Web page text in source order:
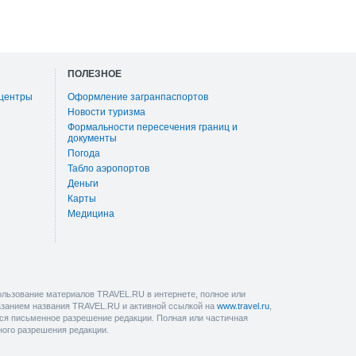
ПОЛЕЗНОЕ
Оформление загранпаспортов
Новости туризма
Формальности пересечения границ и
документы
Погода
Табло аэропортов
Деньги
Карты
Медицина
материалов TRAVEL.RU в интернете, полное или
названия TRAVEL.RU и активной ссылкой на www.travel.ru
письменное разрешение редакции. Полная или частичная
разрешения редакции.